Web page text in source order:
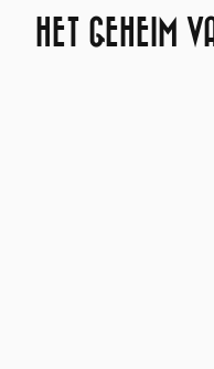
HET GEHEIM